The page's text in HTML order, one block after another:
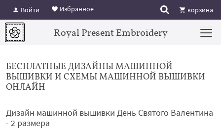
Войти Избранное корзина
Royal Present Embroidery
БЕСПЛАТНЫЕ ДИЗАЙНЫ МАШИННОЙ
ВЫШИВКИ И СХЕМЫ МАШИННОЙ ВЫШИВКИ
ОНЛАЙН
Дизайн машинной вышивки День Святого Валентина
- 2 размера